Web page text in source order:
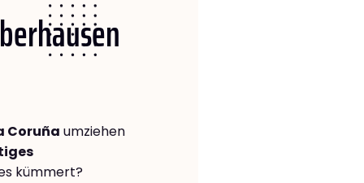
Coruña umziehen
kümmert?